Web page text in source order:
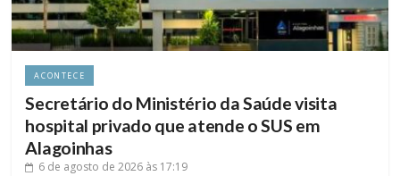
ACONTECE
Secretário do Ministério da Saúde visita
hospital privado que atende o SUS em
Alagoinhas
6 de agosto de 2026 às 17:19